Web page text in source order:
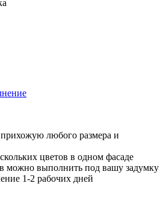
любого размера и
цветов в одном фасаде
можно выполнить под вашу задумку
1-2 рабочих дней